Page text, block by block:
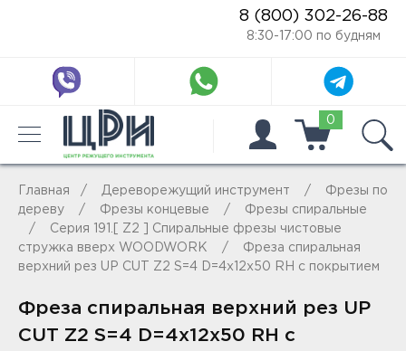
8 (800) 302-26-88
8:30-17:00 по будням
0
Главная Дереворежущий инструмент
Фрезы по
дереву
Фрезы концевые
Фрезы спиральные
Серия 191.[ Z2 ] Спиральные фрезы чистовые
стружка вверх WOODWORK
Фреза спиральная
верхний рез UP CUT Z2 S=4 D=4x12x50 RH с покрытием
Фреза спиральная верхний рез UP
CUT Z2 S=4 D=4x12x50 RH с